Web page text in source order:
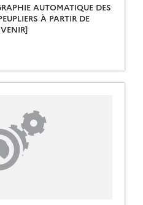
AUTOMATIQUE DES
À PARTIR DE